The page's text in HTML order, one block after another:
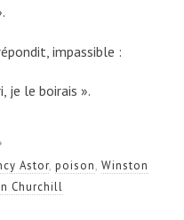
impassible :
je le boirais ».
Astor, poison, Winston
Churchill